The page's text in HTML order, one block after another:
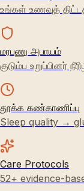
உங்கள் உணவுத்
மரபணு அபாயம்
குடும்ப உறுப்பினர்
தூக்க கண்காணிப்பு
Sleep quality →
Care Protocols
52+ evidence-